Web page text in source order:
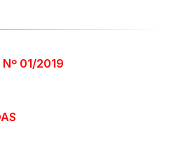
Nº 01/2019